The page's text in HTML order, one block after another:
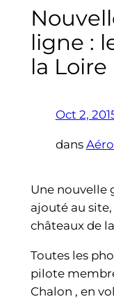
ligne :
la Loire
Oct 2,
dans
Une nouvelle
ajouté au
châteaux de
Toutes les
pilote
Chalon , en